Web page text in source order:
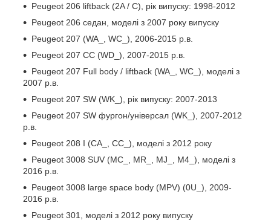
Peugeot 206 liftback (2A / C), рік випуску: 1998-2012
Peugeot 206 седан, моделі з 2007 року випуску
Peugeot 207 (WA_, WC_), 2006-2015 р.в.
Peugeot 207 CC (WD_), 2007-2015 р.в.
Peugeot 207 Full body / liftback (WA_, WC_), моделі з
2007 р.в.
Peugeot 207 SW (WK_), рік випуску: 2007-2013
Peugeot 207 SW фургон/універсал (WK_), 2007-2012
р.в.
Peugeot 208 I (CA_, CC_), моделі з 2012 року
Peugeot 3008 SUV (MC_, MR_, MJ_, M4_), моделі з
2016 р.в.
Peugeot 3008 large space body (MPV) (0U_), 2009-
2016 р.в.
Peugeot 301, моделі з 2012 року випуску